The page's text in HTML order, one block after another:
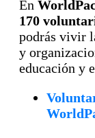
En
170
podrás vivir
y
educación y